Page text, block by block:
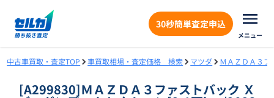
30秒簡単査定申込
メニュー
中古車買取・査定TOP 車買取相場・査定価格 検索 マツダ ＭＡＺＤＡ３フ
[A299830]ＭＡＺＤＡ３ファストバック Ｘ